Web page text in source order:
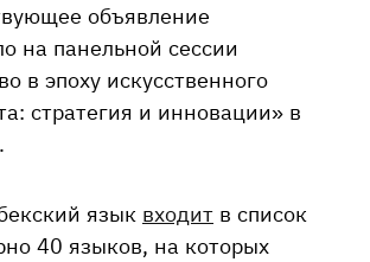
объявление
на панельной сессии
в эпоху искусственного
стратегия и инновации» в
язык входит в список
40 языков, на которых